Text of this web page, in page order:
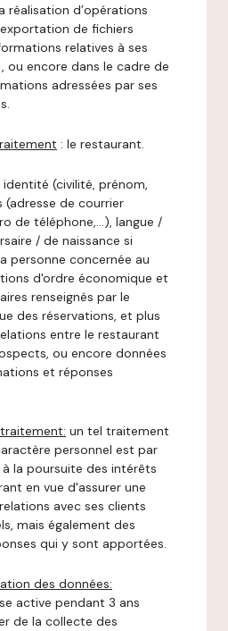
réalisation d’opérations
de fichiers
relatives à ses
ou encore dans le cadre de
adressées par ses
: le restaurant.
identité (civilité, prénom,
de courrier
de téléphone,…), langue /
/ de naissance si
personne concernée au
d'ordre économique et
renseignés par le
des réservations, et plus
entre le restaurant
ou encore données
et réponses
un tel traitement
personnel est par
la poursuite des intérêts
en vue d'assurer une
avec ses clients
mais également des
qui y sont apportées.
des données:
active pendant 3 ans
de la collecte des